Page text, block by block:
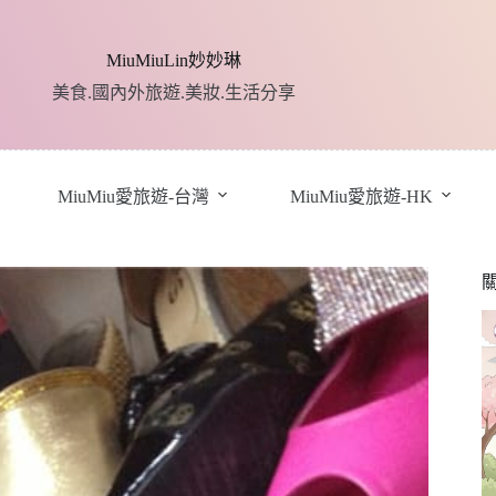
MiuMiuLin妙妙琳
美食.國內外旅遊.美妝.生活分享
MiuMiu愛旅遊-台灣 MiuMiu愛旅遊-HK